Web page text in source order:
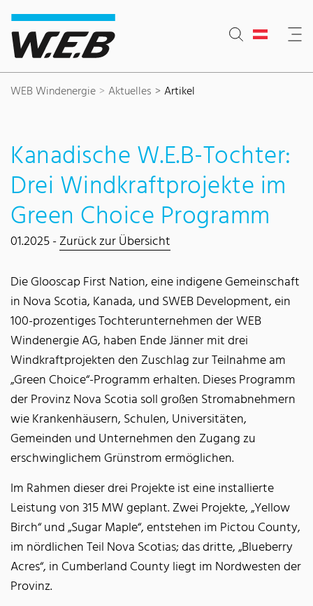
Inhaltsbereich
Suche
Hauptnavigation
Kontakt
Footer
WEB Windenergie Aktuelles Artikel
Kanadische W.E.B-Tochter:
Drei Windkraftprojekte im
Green Choice Programm
01.2025 -Zurück zur Übersicht
Die Glooscap First Nation, eine indigene Gemeinschaft
in Nova Scotia, Kanada, und SWEB Development, ein
100-prozentiges Tochterunternehmen der WEB
Windenergie AG, haben Ende Jänner mit drei
Windkraftprojekten den Zuschlag zur Teilnahme am
„Green Choice“-Programm erhalten. Dieses Programm
der Provinz Nova Scotia soll großen Stromabnehmern
wie Krankenhäusern, Schulen, Universitäten,
Gemeinden und Unternehmen den Zugang zu
erschwinglichem Grünstrom ermöglichen.
Im Rahmen dieser drei Projekte ist eine installierte
Leistung von 315 MW geplant. Zwei Projekte, „Yellow
Birch“ und „Sugar Maple“, entstehen im Pictou County,
im nördlichen Teil Nova Scotias; das dritte, „Blueberry
Acres“, in Cumberland County liegt im Nordwesten der
Provinz.